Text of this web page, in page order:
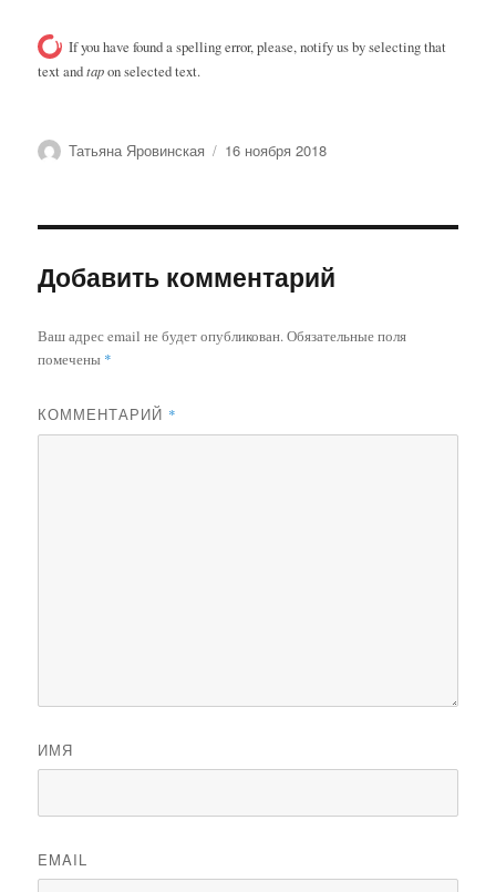
If you have found a spelling error, please, notify us by selecting that
text andtapon selected text.
Автор
Татьяна Яровинская Опубликовано
16 ноября 2018
Добавить комментарий
Ваш адрес email не будет опубликован.Обязательные поля
помечены *
КОММЕНТАРИЙ *
ИМЯ
EMAIL